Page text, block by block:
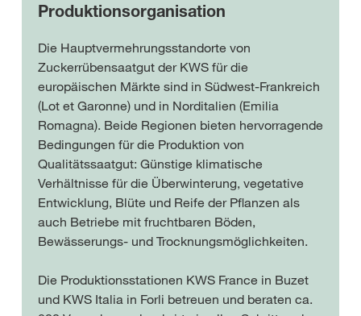
Produktionsorganisation
Die Hauptvermehrungsstandorte von
Zuckerrübensaatgut der KWS für die
europäischen Märkte sind in Südwest-Frankreich
(Lot et Garonne) und in Norditalien (Emilia
Romagna). Beide Regionen bieten hervorragende
Bedingungen für die Produktion von
Qualitätssaatgut: Günstige klimatische
Verhältnisse für die Überwinterung, vegetative
Entwicklung, Blüte und Reife der Pflanzen als
auch Betriebe mit fruchtbaren Böden,
Bewässerungs- und Trocknungsmöglichkeiten.
Die Produktionsstationen KWS France in Buzet
und KWS Italia in Forli betreuen und beraten ca.